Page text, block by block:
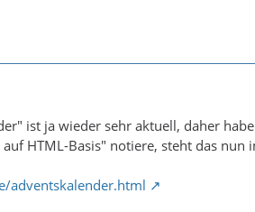
ist ja wieder sehr aktuell, daher
HTML-Basis" notiere, steht das
adventskalender.html